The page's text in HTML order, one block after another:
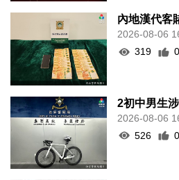
內地漢代客
2026-08-06
319
0
2初中男生
2026-08-06
526
0